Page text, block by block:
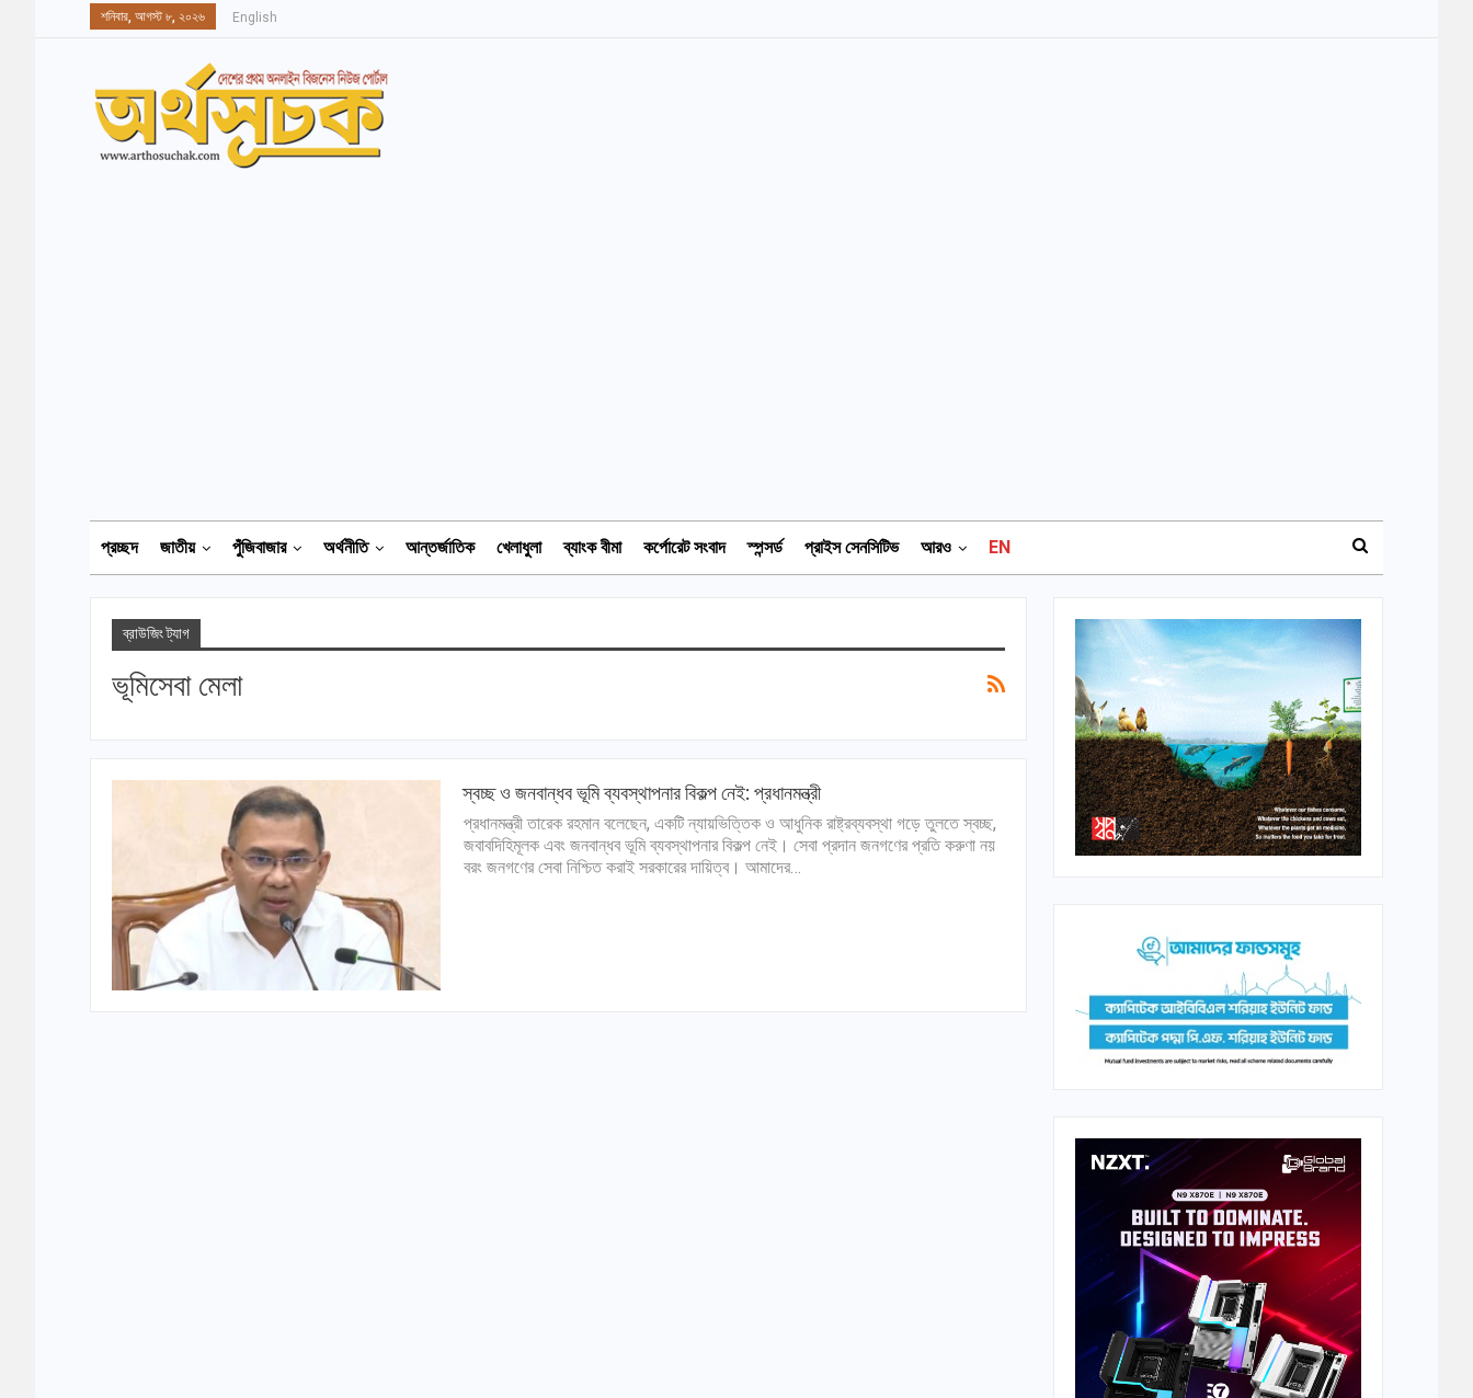
শনিবার, আগস্ট ৮, ২০২৬ English
প্রচ্ছদ জাতীয় পুঁজিবাজার অর্থনীতি আন্তর্জাতিক খেলাধুলা ব্যাংক বীমা কর্পোরেট সংবাদ স্পন্সর্ড প্রাইস সেনসিটিভ আরও EN
ব্রাউজিং ট্যাগ
ভূমিসেবা মেলা
স্বচ্ছ ও জনবান্ধব ভূমি ব্যবস্থাপনার বিকল্প নেই: প্রধানমন্ত্রী
প্রধানমন্ত্রী তারেক রহমান বলেছেন, একটি ন্যায়ভিত্তিক ও আধুনিক রাষ্ট্রব্যবস্থা গড়ে তুলতে স্বচ্ছ,
জবাবদিহিমূলক এবং জনবান্ধব ভূমি ব্যবস্থাপনার বিকল্প নেই। সেবা প্রদান জনগণের প্রতি করুণা নয়
বরং জনগণের সেবা নিশ্চিত করাই সরকারের দায়িত্ব। আমাদের…